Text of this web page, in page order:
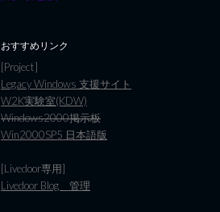
おすすめリンク
[Project]
Legacy Windows 支援サイト
W2K実験室(KDW)
Windows2000掲示板
Win2000SP5 日本語版
[Livedoor専用]
Livedoor Blog 管理